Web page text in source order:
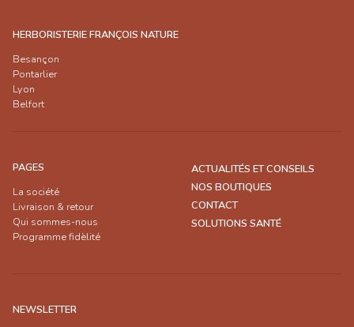
HERBORISTERIE FRANÇOIS NATURE
Besançon
Pontarlier
Lyon
Belfort
PAGES
La société
Livraison & retour
Qui sommes-nous
Programme fidèlité
ACTUALITÉS ET CONSEILS
NOS BOUTIQUES
CONTACT
SOLUTIONS SANTÉ
NEWSLETTER